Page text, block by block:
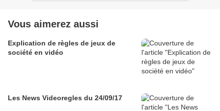
Vous aimerez aussi
Explication de règles de jeux de
société en vidéo
Les News Videoregles du 24/09/17